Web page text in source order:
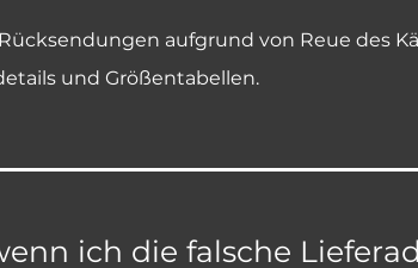
aufgrund von Reue des
und Größentabellen.
ich die falsche